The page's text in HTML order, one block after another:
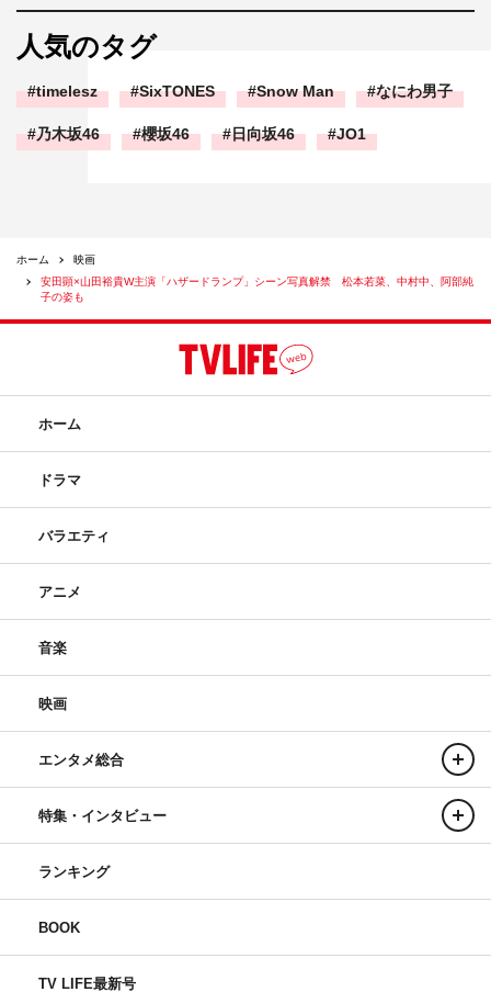
人気のタグ
timelesz SixTONES Snow Man なにわ男子
乃木坂46 櫻坂46 日向坂46 JO1
ホーム
映画
安田顕×山田裕貴W主演「ハザードランプ」シーン写真解禁 松本若菜、中村中、阿部純
子の姿も
ホーム
ドラマ
バラエティ
アニメ
音楽
映画
エンタメ総合
特集・インタビュー
ランキング
BOOK
TV LIFE最新号